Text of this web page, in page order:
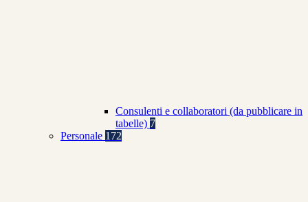
Consulenti e collaboratori (da pubblicare in
tabelle) 7
Personale 172